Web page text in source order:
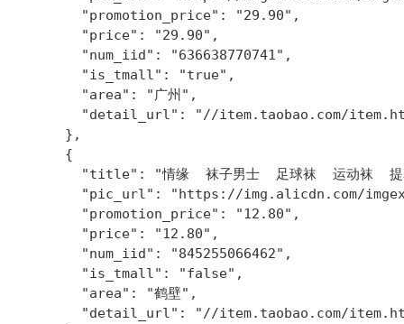
        "promotion_price": "29.90",
        "price": "29.90",
        "num_iid": "636638770741",
        "is_tmall": "true",
        "area": "广州",
"detail_url": "//item.taobao.com/
      },
      {
"title": "情缘  袜子男士  足球袜  运动袜  提
"pic_url": "https://img.alicdn.com/
        "promotion_price": "12.80",
        "price": "12.80",
        "num_iid": "845255066462",
        "is_tmall": "false",
        "area": "鹤壁",
"detail_url": "//item.taobao.com/